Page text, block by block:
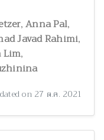
,Anna Pal,
Javad Rahimi,
Lim,
on 27 ต.ค. 2021